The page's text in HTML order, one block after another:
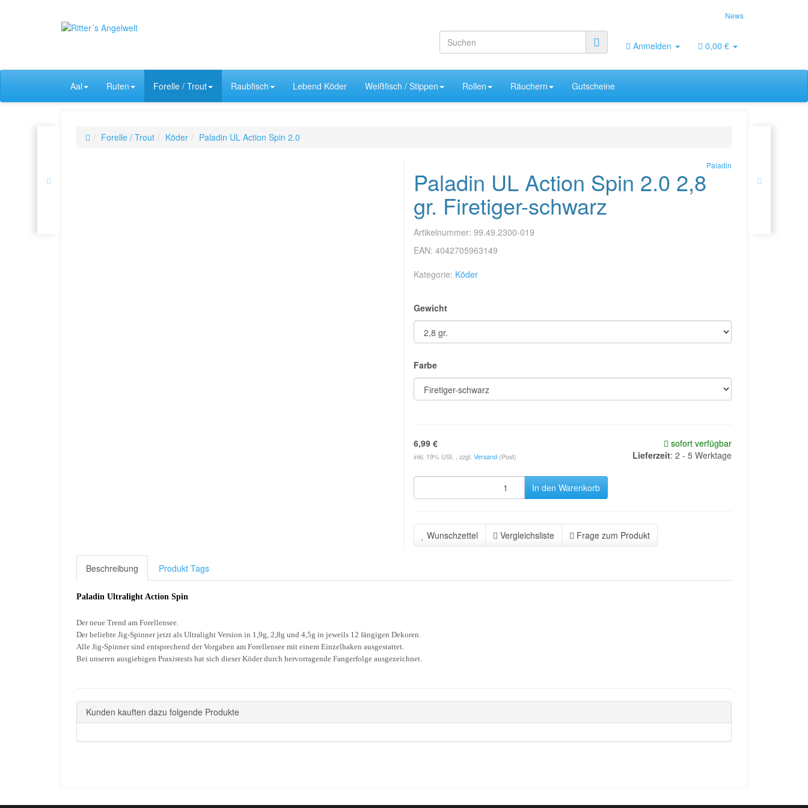
News
Anmelden 0,00 €
Aal Ruten Forelle / Trout Raubfisch Lebend Köder Weißfisch / Stippen Rollen Räuchern Gutscheine
Forelle / Trout Köder Paladin UL Action Spin 2.0
Paladin
Paladin UL Action Spin 2.0 2,8
gr. Firetiger-schwarz
Artikelnummer: 99.49.2300-019
EAN: 4042705963149
Kategorie: Köder
Gewicht
Farbe
6,99 €
inkl. 19% USt. , zzgl. Versand (Post)
sofort verfügbar
Lieferzeit: 2 - 5 Werktage
In den Warenkorb
Wunschzettel Vergleichsliste Frage zum Produkt
Beschreibung Produkt Tags
Paladin Ultralight Action Spin
Der neue Trend am Forellensee.
Der beliebte Jig-Spinner jetzt als Ultralight Version in 1,9g, 2,8g und 4,5g in jeweils 12 fängigen Dekoren.
Alle Jig-Spinner sind entsprechend der Vorgaben am Forellensee mit einem Einzelhaken ausgestattet.
Bei unseren ausgiebigen Praxistests hat sich dieser Köder durch hervorragende Fangerfolge ausgezeichnet.
Kunden kauften dazu folgende Produkte